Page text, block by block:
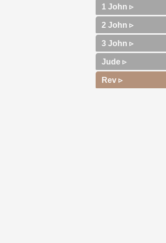
1 John ▹
2 John ▹
3 John ▹
Jude ▹
Rev ▹